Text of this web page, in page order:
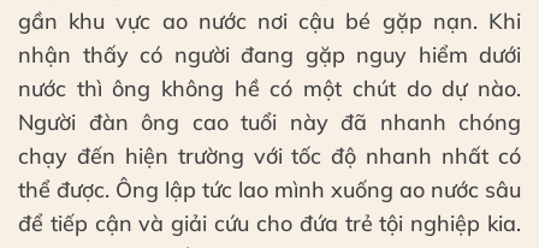
gần khu vực ao nước nơi cậu bé gặp nạn. Khi
nhận thấy có người đang gặp nguy hiểm dưới
nước thì ông không hề có một chút do dự nào.
Người đàn ông cao tuổi này đã nhanh chóng
chạy đến hiện trường với tốc độ nhanh nhất có
thể được. Ông lập tức lao mình xuống ao nước sâu
để tiếp cận và giải cứu cho đứa trẻ tội nghiệp kia.